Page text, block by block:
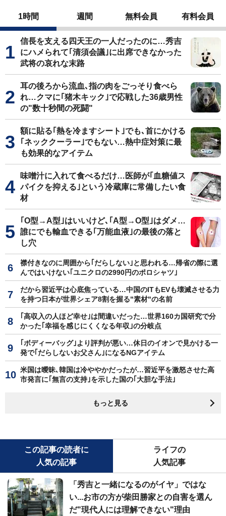
1時間 週間 無料会員 有料会員
信長を支える四天王の一人だったのに…秀吉
にハメられて｢清須会議｣に出席できなかった
武将の哀れな末路
耳の後ろから流血､指の肉をごっそり食べら
れ…クマに｢猪木キック｣で応戦した36歳男性
の"数十秒間の死闘"
額に貼る｢熱を冷ますシート｣でも､首にかける
｢ネッククーラー｣でもない…熱中症対策に最
も効果的なアイテム
味噌汁に入れて食べるだけ…医師が｢血糖値ス
パイクを抑える｣という冷蔵庫に常備したい食
材
｢O型→A型｣はいいけど､｢A型→O型｣はダメ…
誰にでも輸血できる｢万能血液｣の最後の落と
し穴
襟付きなのに周囲から｢だらしない｣と思われる…帰省の際に選
んではいけない｢ユニクロの2990円のポロシャツ｣
だから習近平は心底焦っている…中国のITもEVも壊滅させる力
を持つ日本が世界シェア8割を握る"素材"の名前
｢高収入の人ほど幸せ｣は間違いだった…世界160カ国研究で分
かった｢幸福を感じにくくなる年収｣の分岐点
｢ボディーバッグ｣より評判が悪い…休日のイオンで見かける一
発で｢だらしないお父さん｣になるNGアイテム
米国は曖昧､韓国は冷ややかだったが…習近平を激怒させた高
市発言に｢無言の支持｣を示した国の｢大胆な手法｣
もっと見る
この記事の読者に
人気の記事
ライフの
人気記事
「秀吉と一緒になるのがイヤ」ではな
い...お市の方が柴田勝家との自害を選ん
だ"現代人には理解できない"理由